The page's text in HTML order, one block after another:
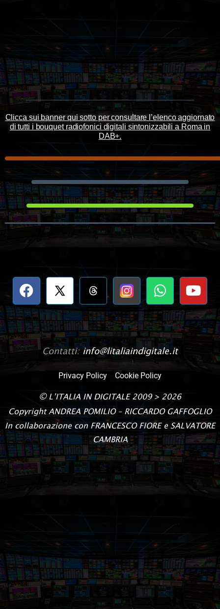
Clicca sui banner qui sotto per consultare l’elenco aggiornato
di tutti i bouquet radiofonici digitali sintonizzabili a Roma in
DAB+.
Contatti:info@litaliaindigitale.it
Privacy Policy Cookie Policy
© L’ITALIA IN DIGITALE2009 > 2026
Copyright ANDREA POMILIO – RICCARDO GAFFOGLIO
In collaborazione con FRANCESCO FIORE e SALVATORE
CAMBRIA